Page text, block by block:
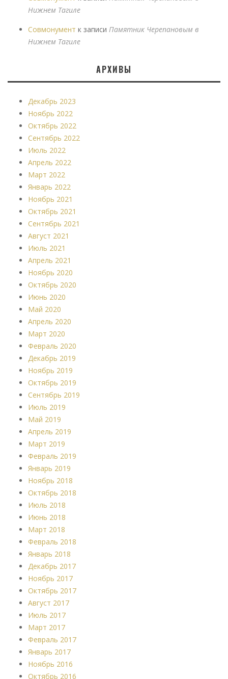
Нижнем Тагиле
Совмонумент к записи Памятник Черепановым в
Нижнем Тагиле
АРХИВЫ
Декабрь 2023
Ноябрь 2022
Октябрь 2022
Сентябрь 2022
Июль 2022
Апрель 2022
Март 2022
Январь 2022
Ноябрь 2021
Октябрь 2021
Сентябрь 2021
Август 2021
Июль 2021
Апрель 2021
Ноябрь 2020
Октябрь 2020
Июнь 2020
Май 2020
Апрель 2020
Март 2020
Февраль 2020
Декабрь 2019
Ноябрь 2019
Октябрь 2019
Сентябрь 2019
Июль 2019
Май 2019
Апрель 2019
Март 2019
Февраль 2019
Январь 2019
Ноябрь 2018
Октябрь 2018
Июль 2018
Июнь 2018
Март 2018
Февраль 2018
Январь 2018
Декабрь 2017
Ноябрь 2017
Октябрь 2017
Август 2017
Июль 2017
Март 2017
Февраль 2017
Январь 2017
Ноябрь 2016
Октябрь 2016